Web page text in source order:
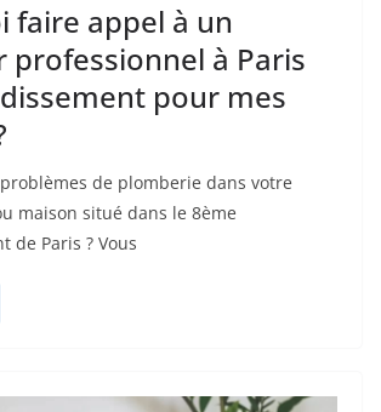
faire appel à un
professionnel à Paris
pour mes
de plomberie dans votre
maison situé dans le 8ème
de Paris ? Vous